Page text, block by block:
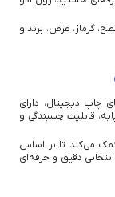
گرماژ، عرض، برند و
چاپ دیجیتال، دارای
قابلیت چسبندگی و
می‌کند تا بر اساس
دقیق و حرفه‌ای